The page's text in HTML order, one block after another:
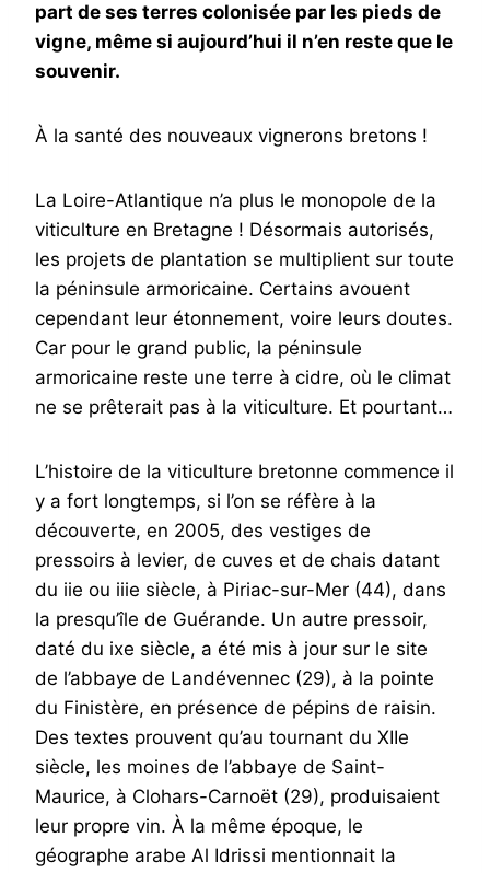
part de ses terres colonisée par les pieds de
vigne, même si aujourd’hui il n’en reste que le
souvenir.
À la santé des nouveaux vignerons bretons !
La Loire-Atlantique n’a plus le monopole de la
viticulture en Bretagne ! Désormais autorisés,
les projets de plantation se multiplient sur toute
la péninsule armoricaine. Certains avouent
cependant leur étonnement, voire leurs doutes.
Car pour le grand public, la péninsule
armoricaine reste une terre à cidre, où le climat
ne se prêterait pas à la viticulture. Et pourtant…
L’histoire de la viticulture bretonne commence il
y a fort longtemps, si l’on se réfère à la
découverte, en 2005, des vestiges de
pressoirs à levier, de cuves et de chais datant
du iie ou iiie siècle, à Piriac-sur-Mer (44), dans
la presqu’île de Guérande. Un autre pressoir,
daté du ixe siècle, a été mis à jour sur le site
de l’abbaye de Landévennec (29), à la pointe
du Finistère, en présence de pépins de raisin.
Des textes prouvent qu’au tournant du XIIe
siècle, les moines de l’abbaye de Saint-
Maurice, à Clohars-Carnoët (29), produisaient
leur propre vin. À la même époque, le
géographe arabe Al Idrissi mentionnait la